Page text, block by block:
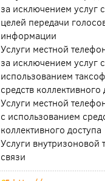
за исключением услуг
целей передачи
информации
Услуги местной
за исключением услуг
использованием
средств коллективного
Услуги местной
с использованием
коллективного доступа
Услуги внутризоновой
связи